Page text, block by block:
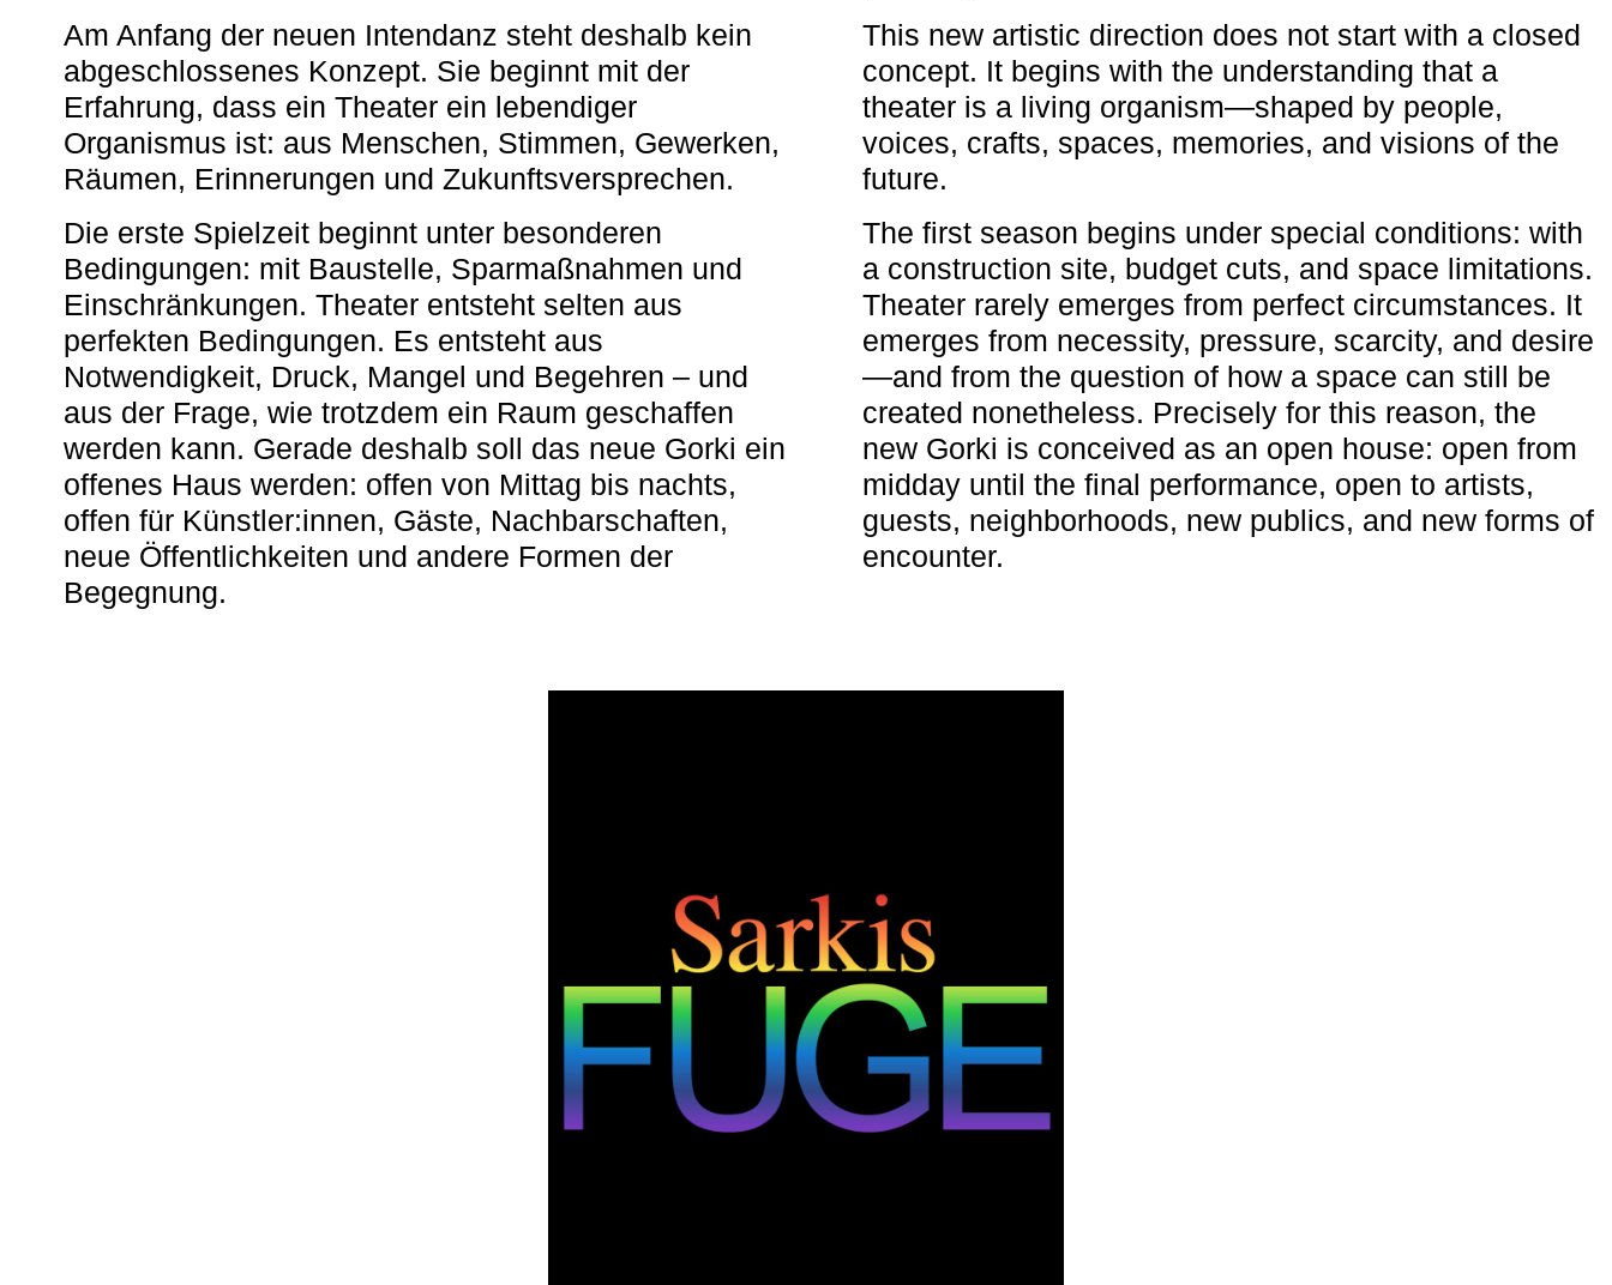
Am Anfang der neuen Intendanz steht deshalb kein
abgeschlossenes Konzept. Sie beginnt mit der
Erfahrung, dass ein Theater ein lebendiger
Organismus ist: aus Menschen, Stimmen, Gewerken,
Räumen, Erinnerungen und Zukunftsversprechen.
Die erste Spielzeit beginnt unter besonderen
Bedingungen: mit Baustelle, Sparmaßnahmen und
Einschränkungen. Theater entsteht selten aus
perfekten Bedingungen. Es entsteht aus
Notwendigkeit, Druck, Mangel und Begehren – und
aus der Frage, wie trotzdem ein Raum geschaffen
werden kann. Gerade deshalb soll das neue Gorki ein
offenes Haus werden: offen von Mittag bis nachts,
offen für Künstler:innen, Gäste, Nachbarschaften,
neue Öffentlichkeiten und andere Formen der
Begegnung.
This new artistic direction does not start with a closed
concept. It begins with the understanding that a
theater is a living organism—shaped by people,
voices, crafts, spaces, memories, and visions of the
future.
The first season begins under special conditions: with
a construction site, budget cuts, and space limitations.
Theater rarely emerges from perfect circumstances. It
emerges from necessity, pressure, scarcity, and desire
—and from the question of how a space can still be
created nonetheless. Precisely for this reason, the
new Gorki is conceived as an open house: open from
midday until the final performance, open to artists,
guests, neighborhoods, new publics, and new forms of
encounter.